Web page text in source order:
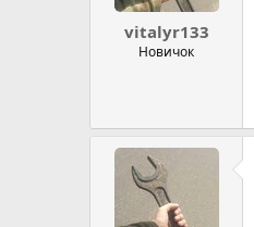
vitalyr133
Новичок